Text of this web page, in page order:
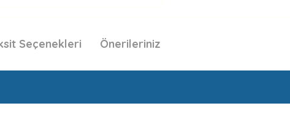
Seçenekleri Önerileriniz